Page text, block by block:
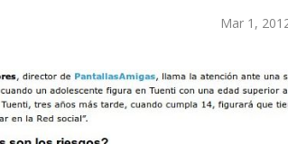
Mar 1,